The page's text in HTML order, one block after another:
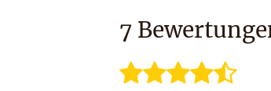
7